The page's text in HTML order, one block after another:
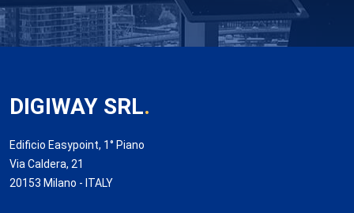
DIGIWAY SRL.
Edificio Easypoint, 1° Piano
Via Caldera, 21
20153 Milano - ITALY